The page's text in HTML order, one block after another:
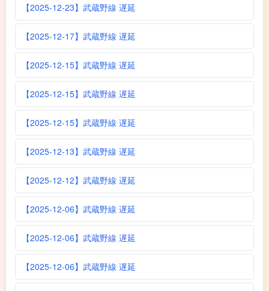
【2025-12-23】武蔵野線 遅延
【2025-12-17】武蔵野線 遅延
【2025-12-15】武蔵野線 遅延
【2025-12-15】武蔵野線 遅延
【2025-12-15】武蔵野線 遅延
【2025-12-13】武蔵野線 遅延
【2025-12-12】武蔵野線 遅延
【2025-12-06】武蔵野線 遅延
【2025-12-06】武蔵野線 遅延
【2025-12-06】武蔵野線 遅延